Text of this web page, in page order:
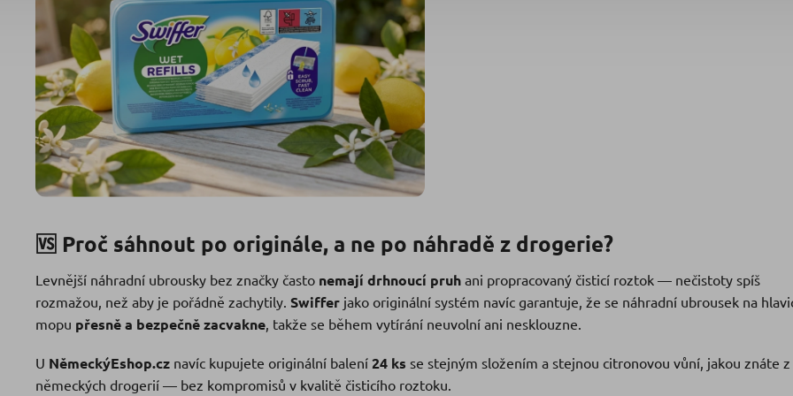
🆚 Proč sáhnout po originále, a ne po náhradě z drogerie?
Levnější náhradní ubrousky bez značky často nemají drhnoucí pruh ani propracovaný čisticí roztok — nečistoty spíš
rozmažou, než aby je pořádně zachytily. Swiffer jako originální systém navíc garantuje, že se náhradní ubrousek na
mopu přesně a bezpečně zacvakne , takže se během vytírání neuvolní ani nesklouzne.
U NěmeckýEshop.cz navíc kupujete originální balení 24 ks se stejným složením a stejnou citronovou vůní, jakou znáte z
německých drogerií — bez kompromisů v kvalitě čisticího roztoku.